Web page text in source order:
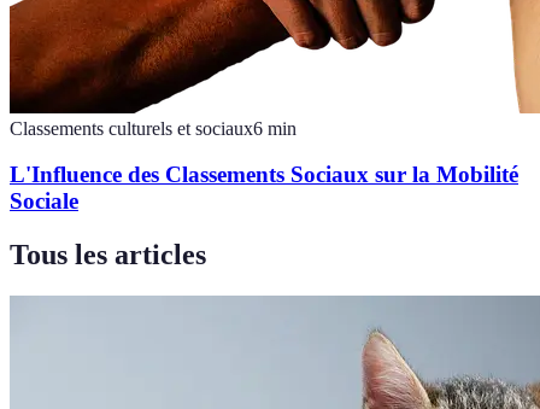
Classements culturels et sociaux6 min
L'Influence des Classements Sociaux sur la Mobilité
Sociale
Tous les articles